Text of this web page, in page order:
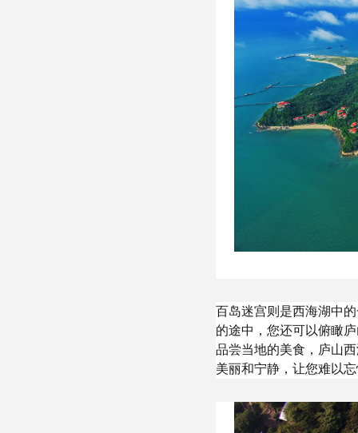
百岛迷宫则是西海湖中
的途中，您还可以俯瞰
品尝当地的美食，庐山
美丽和宁静，让您难以